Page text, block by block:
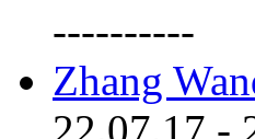
----------
Zhang
22.07.17 -